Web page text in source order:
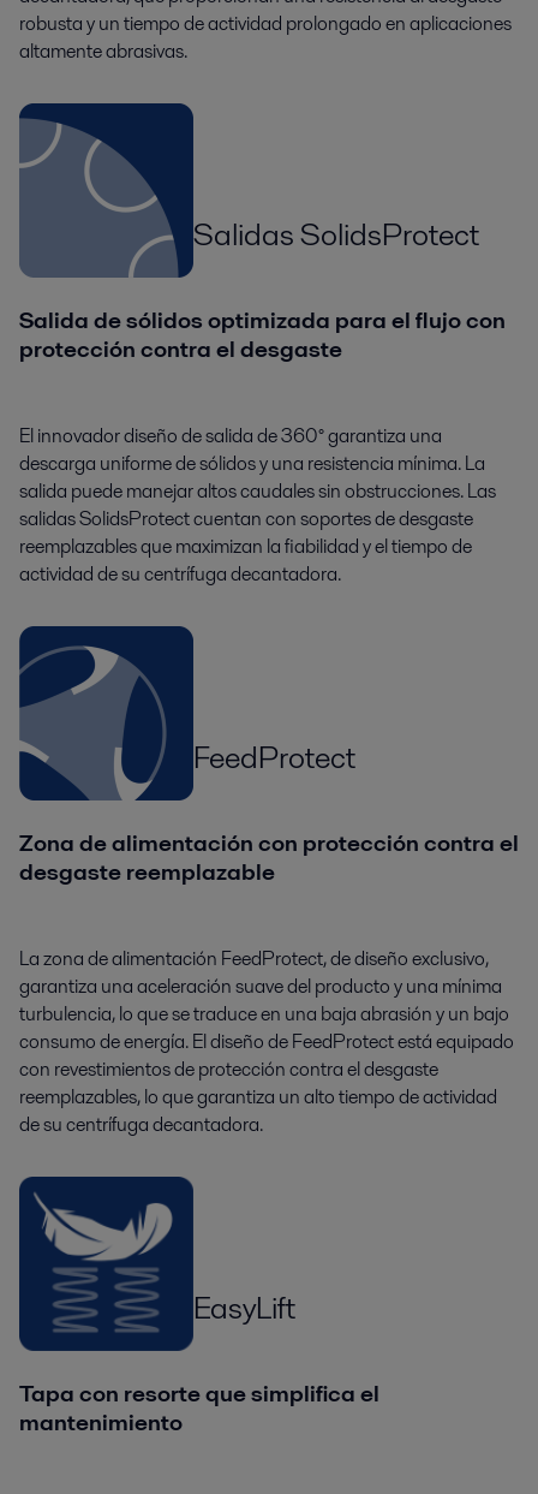
robusta y un tiempo de actividad prolongado en aplicaciones
altamente abrasivas.
Salidas SolidsProtect
Salida de sólidos optimizada para el flujo con
protección contra el desgaste
El innovador diseño de salida de 360° garantiza una
descarga uniforme de sólidos y una resistencia mínima. La
salida puede manejar altos caudales sin obstrucciones. Las
salidas SolidsProtect cuentan con soportes de desgaste
reemplazables que maximizan la fiabilidad y el tiempo de
actividad de su centrífuga decantadora.
FeedProtect
Zona de alimentación con protección contra el
desgaste reemplazable
La zona de alimentación FeedProtect, de diseño exclusivo,
garantiza una aceleración suave del producto y una mínima
turbulencia, lo que se traduce en una baja abrasión y un bajo
consumo de energía. El diseño de FeedProtect está equipado
con revestimientos de protección contra el desgaste
reemplazables, lo que garantiza un alto tiempo de actividad
de su centrífuga decantadora.
EasyLift
Tapa con resorte que simplifica el
mantenimiento